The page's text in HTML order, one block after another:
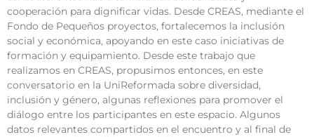
cooperación para dignificar vidas. Desde CREAS, mediante el
Fondo de Pequeños proyectos, fortalecemos la inclusión
social y económica, apoyando en este caso iniciativas de
formación y equipamiento. Desde este trabajo que
realizamos en CREAS, propusimos entonces, en este
conversatorio en la UniReformada sobre diversidad,
inclusión y género, algunas reflexiones para promover el
diálogo entre los participantes en este espacio. Algunos
datos relevantes compartidos en el encuentro y al final de